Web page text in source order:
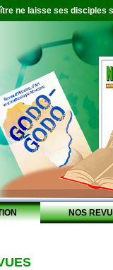
ne laisse ses disciples
NOS